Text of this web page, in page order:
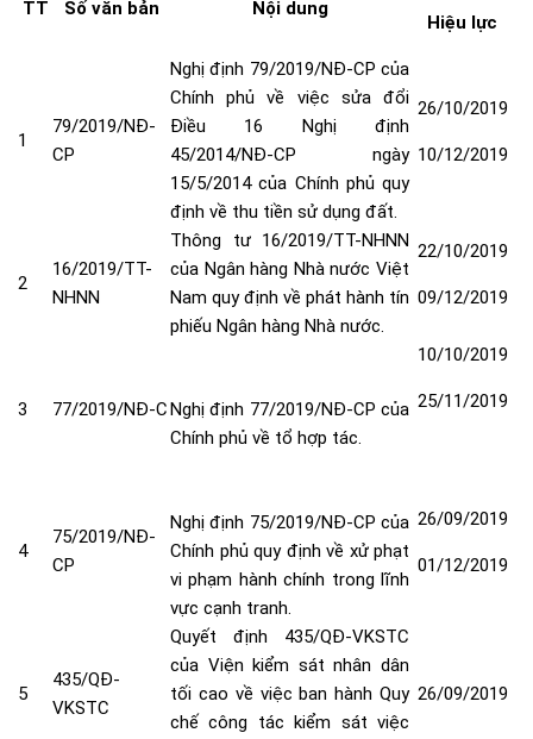
TT Số văn bản Nội dung
Hiệu lực
1
79/2019/NĐ-
CP
Nghị định 79/2019/NĐ-CP của
Chính phủ về việc sửa đổi
Điều 16 Nghị định
45/2014/NĐ-CP ngày
15/5/2014 của Chính phủ quy
định về thu tiền sử dụng đất.
26/10/2019
10/12/2019
2
16/2019/TT-
NHNN
Thông tư 16/2019/TT-NHNN
của Ngân hàng Nhà nước Việt
Nam quy định về phát hành tín
phiếu Ngân hàng Nhà nước.
22/10/2019
09/12/2019
3 77/2019/NĐ-CNghị định 77/2019/NĐ-CP của
Chính phủ về tổ hợp tác.
10/10/2019
25/11/2019
4
75/2019/NĐ-
CP
Nghị định 75/2019/NĐ-CP của
Chính phủ quy định về xử phạt
vi phạm hành chính trong lĩnh
vực cạnh tranh.
26/09/2019
01/12/2019
5
435/QĐ-
VKSTC
Quyết định 435/QĐ-VKSTC
của Viện kiểm sát nhân dân
tối cao về việc ban hành Quy
chế công tác kiểm sát việc
26/09/2019